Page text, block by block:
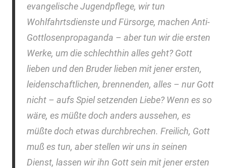
evangelische Jugendpflege, wir tun
Wohlfahrtsdienste und Fürsorge, machen Anti-
Gottlosenpropaganda – aber tun wir die ersten
Werke, um die schlechthin alles geht? Gott
lieben und den Bruder lieben mit jener ersten,
leidenschaftlichen, brennenden, alles – nur Gott
nicht – aufs Spiel setzenden Liebe? Wenn es so
wäre, es müßte doch anders aussehen, es
müßte doch etwas durchbrechen. Freilich, Gott
muß es tun, aber stellen wir uns in seinen
Dienst, lassen wir ihn Gott sein mit jener ersten